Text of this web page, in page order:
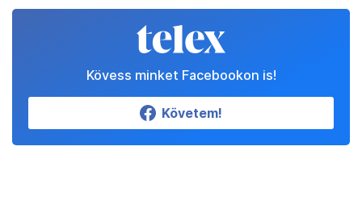
Kövess minket Facebookon is!
Követem!